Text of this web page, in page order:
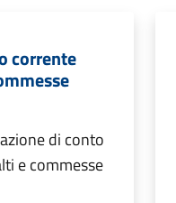
corrente
di conto
e commesse